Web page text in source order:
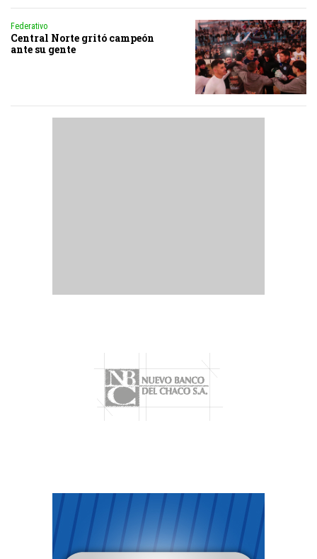
Federativo
Central Norte gritó campeón
ante su gente